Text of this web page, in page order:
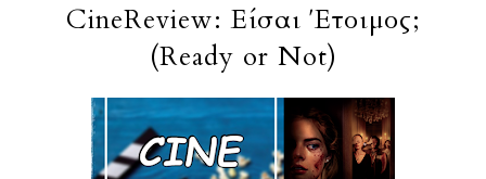
CineReview: Είσαι Έτοιμος;
(Ready or Not)